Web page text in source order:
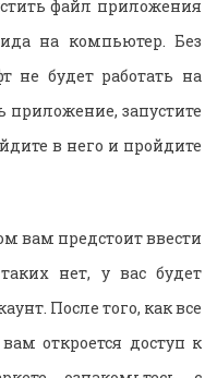
файл приложения
на компьютер. Без
не будет работать на
запустите
в него и пройдите
вам предстоит ввести
нет, у вас будет
После того, как все
откроется доступ к